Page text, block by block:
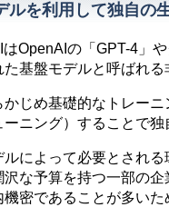
ルを利用して独自の
OpenAIの「GPT-4」
た基盤モデルと呼ばれ
じめ基礎的なトレーニ
ニング）することで独
によって必要とされ
な予算を持つ一部の
密であることが多いた